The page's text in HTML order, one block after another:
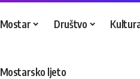
Mostar Društvo
Mostarsko ljeto